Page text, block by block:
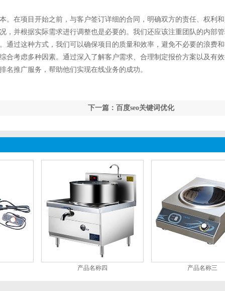
。在项目开始之前，与客户签订详细的合同，明确双方的责任、权利
，并根据实际需求进行调整也是必要的。我们还应该注重团队的内部
通过这种方式，我们可以确保项目的质量和效率，避免不必要的浪费
合考虑多种因素。通过深入了解客户需求、合理制定报价方案以及有
推广服务，帮助他们实现在线业务的成功。
下一篇：百度seo关键词优化
产品名称四 产品名称三